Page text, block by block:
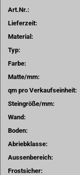
Art.Nr.:
Lieferzeit:
Material:
Typ:
Farbe:
Matte/mm:
qm pro Verkaufseinheit:
Steingröße/mm:
Wand:
Boden:
Abriebklasse:
Aussenbereich:
Frostsicher: